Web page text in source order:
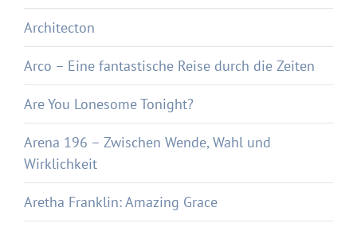
Architecton
Arco – Eine fantastische Reise durch die Zeiten
Are You Lonesome Tonight?
Arena 196 – Zwischen Wende, Wahl und
Wirklichkeit
Aretha Franklin: Amazing Grace